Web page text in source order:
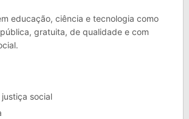
educação, ciência e tecnologia como
gratuita, de qualidade e com
social